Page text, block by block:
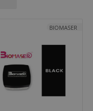
BIOMASER